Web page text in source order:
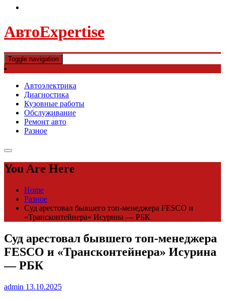
АвтоExpertise
Toggle navigation
Автоэлектрика
Диагностика
Кузовные работы
Обслуживание
Ремонт авто
Разное
You Are Here
Home
Разное
Суд арестовал бывшего топ-менеджера FESCO и
«Трансконтейнера» Исурина — РБК
Суд арестовал бывшего топ-менеджера
FESCO и «Трансконтейнера» Исурина
— РБК
admin 13.10.2025